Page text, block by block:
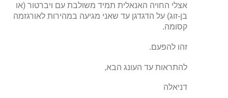
אצלי החויה האנאלית תמיד משולבת עם ויברטור (או
בן-זוג) על הדגדגן עד שאני מגיעה במהירות לאורגזמה
קסומה.
זהו להפעם.
להתראות עד העונג הבא,
דניאלה